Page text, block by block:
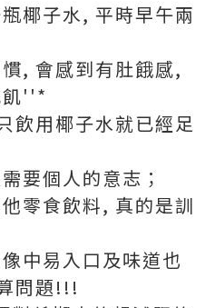
椰子水, 平時早午兩
, 會感到有肚餓感,
飢''*
飲用椰子水就已經足
要個人的意志；
零食飲料, 真的是訓
中易入口及味道也
問題!!!